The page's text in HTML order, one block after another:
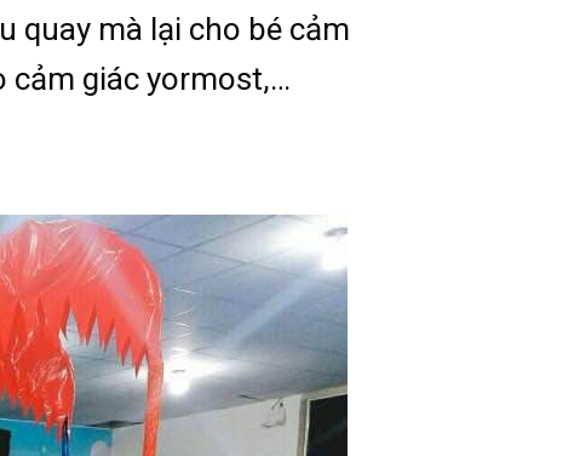
quay mà lại cho bé cảm
cảm giác yormost,…